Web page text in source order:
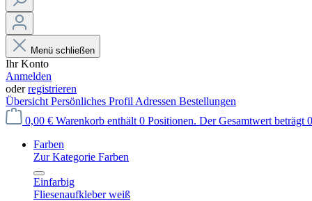
Menü schließen
Ihr Konto
Anmelden
oderregistrieren
Übersicht Persönliches Profil Adressen Bestellungen
0,00 € Warenkorb enthält 0 Positionen. Der Gesamtwert beträgt
Farben
Zur Kategorie Farben
Einfarbig
Fliesenaufkleber weiß